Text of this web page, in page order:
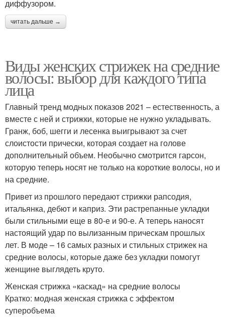
диффузором.
читать дальше →
Виды женских стрижек на средние
волосы: выбор для каждого типа
лица
Главный тренд модных показов 2021 – естественность, а
вместе с ней и стрижки, которые не нужно укладывать.
Гранж, боб, шегги и лесенка выигрывают за счет
слоистости прически, которая создает на голове
дополнительный объем. Необычно смотрится гарсон,
которую теперь носят не только на короткие волосы, но и
на средние.
Привет из прошлого передают стрижки рапсодия,
итальянка, дебют и каприз. Эти растрепанные укладки
были стильными еще в 80-е и 90-е. А теперь наносят
настоящий удар по вылизанным прическам прошлых
лет. В моде – 16 самых разных и стильных стрижек на
средние волосы, которые даже без укладки помогут
женщине выглядеть круто.
Женская стрижка «каскад» на средние волосы
Кратко: модная женская стрижка с эффектом
суперобъема